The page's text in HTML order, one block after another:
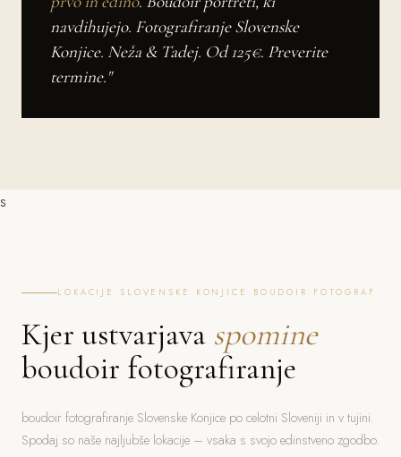
navdihujejo. Fotografiranje Slovenske
Konjice. Neža & Tadej. Od 125€. Preverite
termine."
s
LOKACIJE SLOVENSKE KONJICE BOUDOIR FOTOGRAF
Kjer ustvarjava spomine
boudoir fotografiranje
boudoir fotografiranje Slovenske Konjice po celotni Sloveniji in v tujini.
Spodaj so naše najljubše lokacije – vsaka s svojo edinstveno zgodbo.